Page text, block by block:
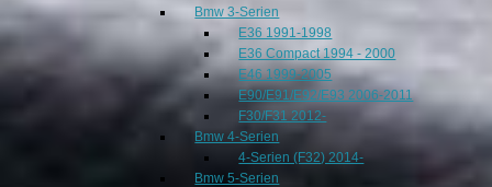
Bmw 3-Serien
E36 1991-1998
E36 Compact 1994 - 2000
E46 1999-2005
E90/E91/E92/E93 2006-2011
F30/F31 2012-
Bmw 4-Serien
4-Serien (F32) 2014-
Bmw 5-Serien